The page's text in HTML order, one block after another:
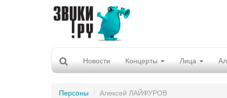
Новости Концерты Лица
Персоны Алексей ЛАЙФУРОВ